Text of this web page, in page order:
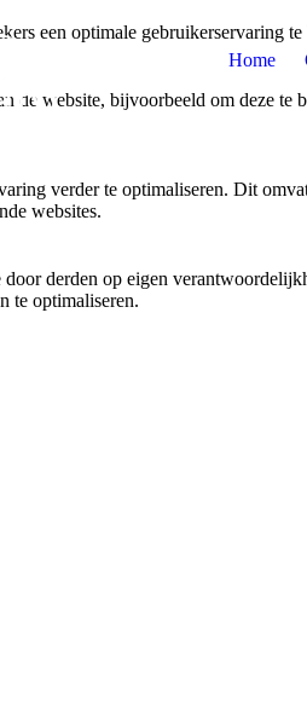
Home
een optimale gebruikerservaring
website, bijvoorbeeld om deze te
verder te optimaliseren. Dit
websites.
derden op eigen
te optimaliseren.